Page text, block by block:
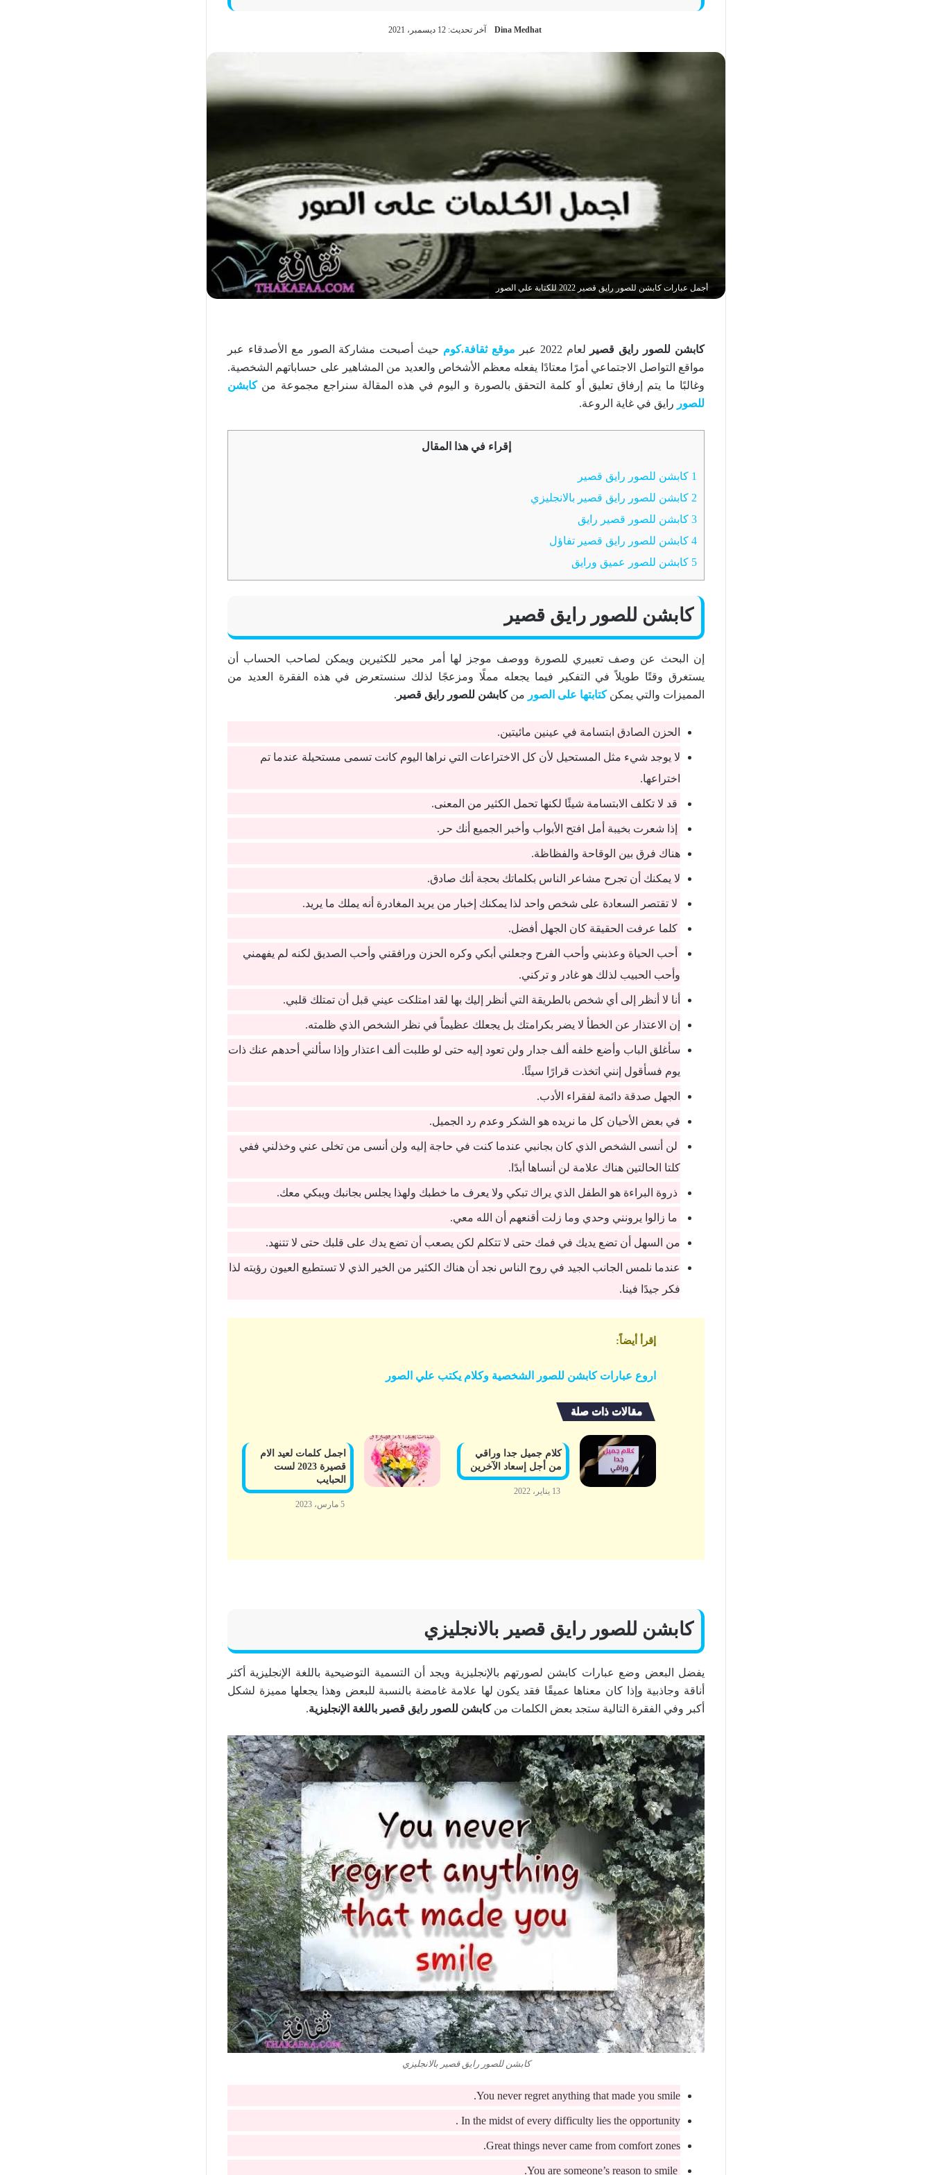
Dina Medhat آخر تحديث: 12 ديسمبر، 2021
أجمل عبارات كابشن للصور رايق قصير 2022 للكتابة علي الصور
كابشن للصور رايق قصير لعام 2022 عبر موقع ثقافة.كوم حيث أصبحت مشاركة الصور مع الأصدقاء عبر
مواقع التواصل الاجتماعي أمرًا معتادًا يفعله معظم الأشخاص والعديد من المشاهير على حساباتهم الشخصية.
وغالبًا ما يتم إرفاق تعليق أو كلمة التحقق بالصورة و اليوم في هذه المقالة سنراجع مجموعة منكابشن
للصور رايق في غاية الروعة.
إقراء في هذا المقال
1 كابشن للصور رايق قصير
2 كابشن للصور رايق قصير بالانجليزي
3كابشن للصور قصير رايق
4كابشن للصور رايق قصير تفاؤل
5 كابشن للصور عميق ورايق
كابشن للصور رايق قصير
إن البحث عن وصف تعبيري للصورة ووصف موجز لها أمر محير للكثيرين ويمكن لصاحب الحساب أن
يستغرق وقتًا طويلاً في التفكير فيما يجعله مملًا ومزعجًا لذلك سنستعرض في هذه الفقرة العديد من
المميزات والتي يمكنكتابتها على الصور منكابشن للصور رايق قصير .
الحزن الصادق ابتسامة في عينين مائيتين.
لا يوجد شيء مثل المستحيل لأن كل الاختراعات التي نراها اليوم كانت تسمى مستحيلة عندما تم
اختراعها.
قد لا تكلف الابتسامة شيئًا لكنها تحمل الكثير من المعنى.
إذا شعرت بخيبة أمل افتح الأبواب وأخبر الجميع أنك حر.
هناك فرق بين الوقاحة والفظاظة.
لا يمكنك أن تجرح مشاعر الناس بكلماتك بحجة أنك صادق.
لا تقتصر السعادة على شخص واحد لذا يمكنك إخبار من يريد المغادرة أنه يملك ما يريد.
كلما عرفت الحقيقة كان الجهل أفضل.
أحب الحياة وعذبني وأحب الفرح وجعلني أبكي وكره الحزن ورافقني وأحب الصديق لكنه لم يفهمني
وأحب الحبيب لذلك هو غادر و تركني.
أنا لا أنظر إلى أي شخص بالطريقة التي أنظر إليك بها لقد امتلكت عيني قبل أن تمتلك قلبي.
إن الاعتذار عن الخطأ لا يضر بكرامتك بل يجعلك عظيماً في نظر الشخص الذي ظلمته.
سأغلق الباب وأضع خلفه ألف جدار ولن تعود إليه حتى لو طلبت ألف اعتذار وإذا سألني أحدهم عنك ذات
يوم فسأقول إنني اتخذت قرارًا سيئًا.
الجهل صدقة دائمة لفقراء الأدب.
في بعض الأحيان كل ما نريده هو الشكر وعدم رد الجميل.
لن أنسى الشخص الذي كان بجانبي عندما كنت في حاجة إليه ولن أنسى من تخلى عني وخذلني ففي
كلتا الحالتين هناك علامة لن أنساها أبدًا.
ذروة البراءة هو الطفل الذي يراك تبكي ولا يعرف ما خطبك ولهذا يجلس بجانبك ويبكي معك.
ما زالوا يرونني وحدي وما زلت أقنعهم أن الله معي.
من السهل أن تضع يديك في فمك حتى لا تتكلم لكن يصعب أن تضع يدك على قلبك حتى لا تتنهد.
عندما نلمس الجانب الجيد في روح الناس نجد أن هناك الكثير من الخير الذي لا تستطيع العيون رؤيته لذا
فكر جيدًا فينا.
إقرأ أيضاً:
اروع عبارات كابشن للصور الشخصية وكلام يكتب علي الصور
مقالات ذات صلة
كلام جميل جدا وراقي
من أجل إسعاد الآخرين
13 يناير، 2022
اجمل كلمات لعيد الام
قصيرة 2023 لست
الحبايب
5 مارس، 2023
كابشن للصور رايق قصير بالانجليزي
يفضل البعض وضع عبارات كابشن لصورتهم بالإنجليزية ويجد أن التسمية التوضيحية باللغة الإنجليزية أكثر
أناقة وجاذبية وإذا كان معناها عميقًا فقد يكون لها علامة غامضة بالنسبة للبعض وهذا يجعلها مميزة لشكل
أكبر وفي الفقرة التالية ستجد بعض الكلمات منكابشن للصور رايق قصير باللغة الإنجليزية.
كابشن للصور رايق قصير بالانجليزي
You never regret anything that made you smile.
In the midst of every difficulty lies the opportunity .
Great things never came from comfort zones.